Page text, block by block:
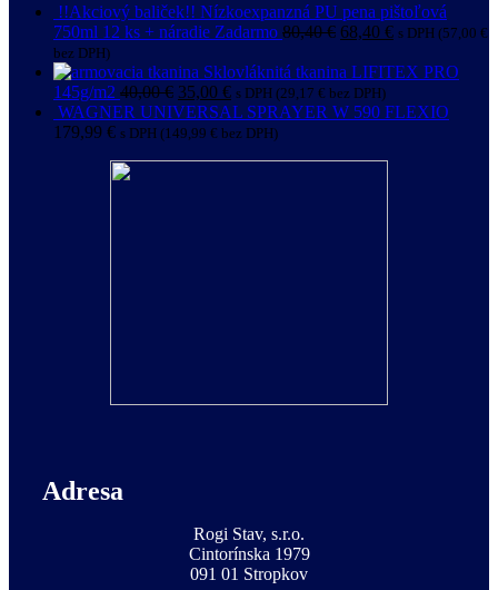
!!Akciový baliček!! Nízkoexpanzná PU pena pištoľová
750ml 12 ks + náradie Zadarmo 80,40€ 68,40 € s DPH (57,00 €
bez DPH)
Sklovláknitá tkanina LIFITEX PRO
145g/m2 40,00€ 35,00 € s DPH (29,17 € bez DPH)
WAGNER UNIVERSAL SPRAYER W 590 FLEXIO
179,99 € s DPH (149,99 € bez DPH)
Adresa
Rogi Stav, s.r.o.
Cintorínska 1979
091 01 Stropkov